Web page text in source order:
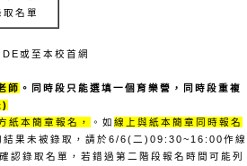
取名單
或至本校首網
師 。同時段只能選填一個育樂營，同時段重複
)
紙本簡章報名， 。如 線上與紙本簡章同時報名
結果未被錄取，請於6/6(二)09:30~16:00作線
錄取名單，若錯過第二階段報名時間可能列